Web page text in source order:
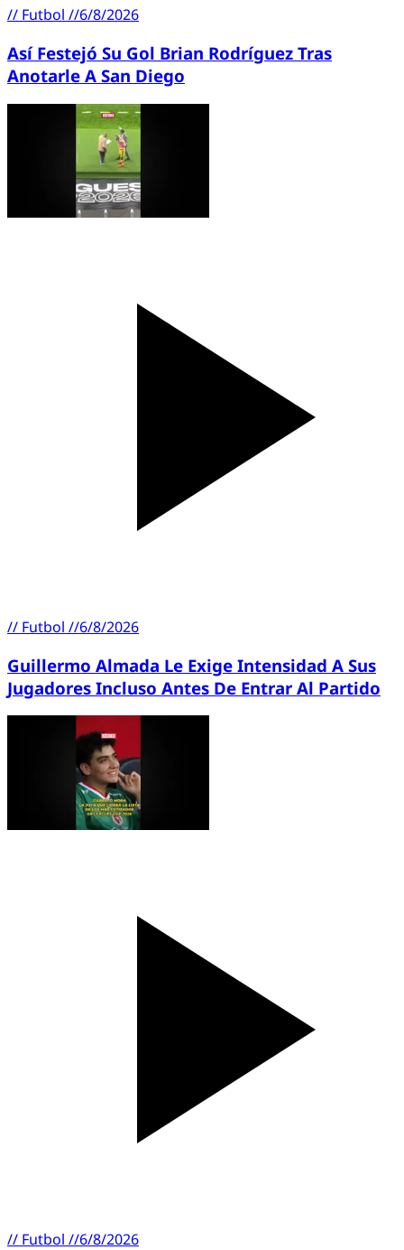
// Futbol //6/8/2026
Así Festejó Su Gol Brian Rodríguez Tras
Anotarle A San Diego
// Futbol //6/8/2026
Guillermo Almada Le Exige Intensidad A Sus
Jugadores Incluso Antes De Entrar Al Partido
// Futbol //6/8/2026